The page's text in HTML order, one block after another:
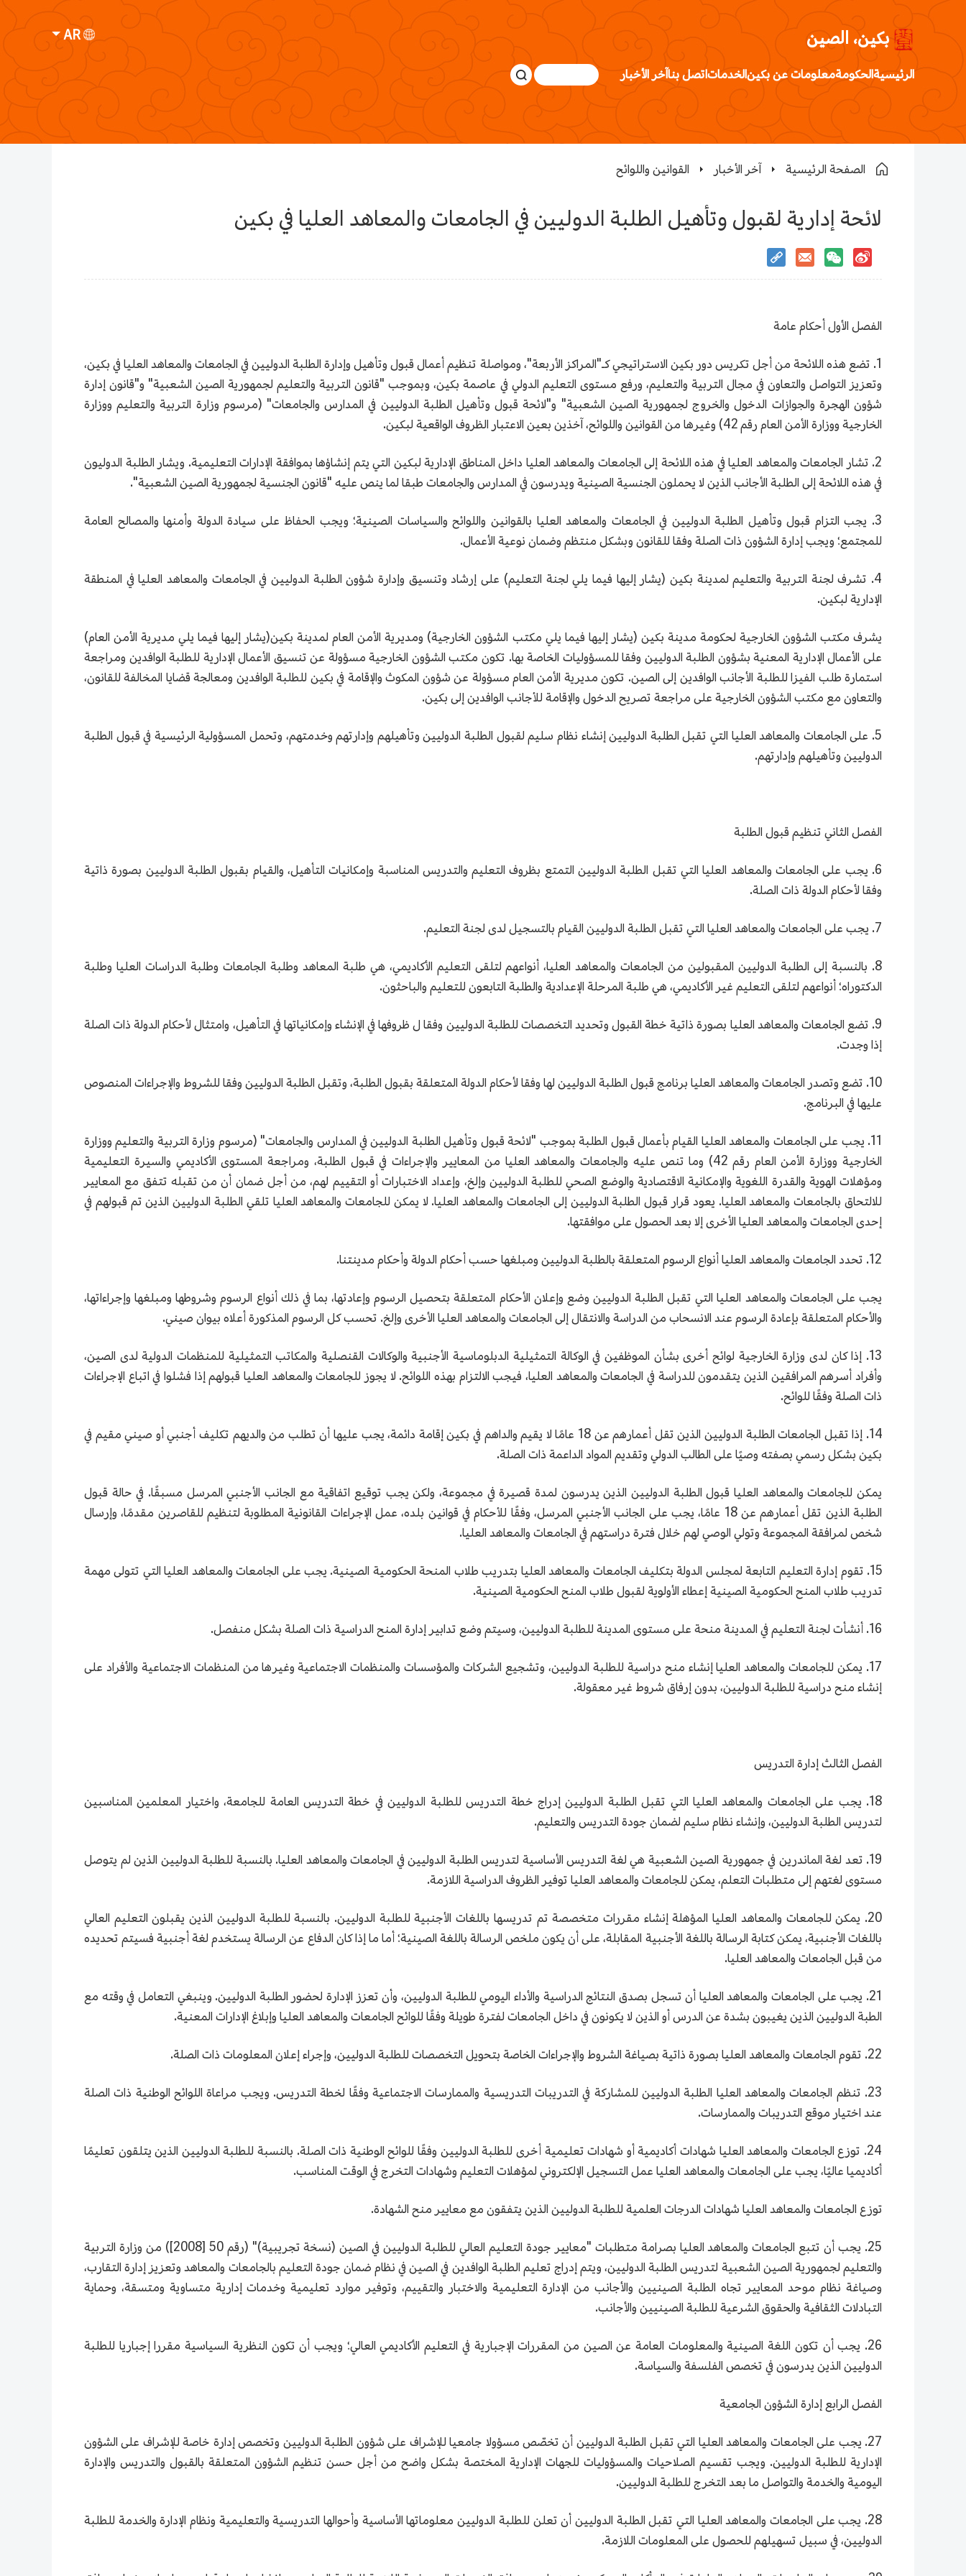
بكين، الصين AR
الرئيسيةالحكومةمعلومات عن بكينالخدماتاتصل بناآخر الأخبار
الصفحة الرئيسية آخر الأخبار القوانين واللوائح
لائحة إدارية لقبول وتأهيل الطلبة الدوليين في الجامعات والمعاهد العليا في بكين
الفصل الأول أحكام عامة
1. تضع هذه اللائحة من أجل تكريس دور بكين الاستراتيجي كـ"المراكز الأربعة"، ومواصلة تنظيم أعمال قبول وتأهيل وإدارة الطلبة الدوليين في الجامعات والمعاهد العليا في بكين،
وتعزيز التواصل والتعاون في مجال التربية والتعليم، ورفع مستوى التعليم الدولي في عاصمة بكين، وبموجب "قانون التربية والتعليم لجمهورية الصين الشعبية" و"قانون إدارة
شؤون الهجرة والجوازات الدخول والخروج لجمهورية الصين الشعبية" و"لائحة قبول وتأهيل الطلبة الدوليين في المدارس والجامعات" (مرسوم وزارة التربية والتعليم ووزارة
الخارجية ووزارة الأمن العام رقم 42) وغيرها من القوانين واللوائح، آخذين بعين الاعتبار الظروف الواقعية لبكين.
2. تشار الجامعات والمعاهد العليا في هذه اللائحة إلى الجامعات والمعاهد العليا داخل المناطق الإدارية لبكين التي يتم إنشاؤها بموافقة الإدارات التعليمية. ويشار الطلبة الدوليون
في هذه اللائحة إلى الطلبة الأجانب الذين لا يحملون الجنسية الصينية ويدرسون في المدارس والجامعات طبقا لما ينص عليه "قانون الجنسية لجمهورية الصين الشعبية".
3. يجب التزام قبول وتأهيل الطلبة الدوليين في الجامعات والمعاهد العليا بالقوانين واللوائح والسياسات الصينية؛ ويجب الحفاظ على سيادة الدولة وأمنها والمصالح العامة
للمجتمع؛ ويجب إدارة الشؤون ذات الصلة وفقا للقانون وبشكل منتظم وضمان نوعية الأعمال.
4. تشرف لجنة التربية والتعليم لمدينة بكين (يشار إليها فيما يلي لجنة التعليم) على إرشاد وتنسيق وإدارة شؤون الطلبة الدوليين في الجامعات والمعاهد العليا في المنطقة
الإدارية لبكين.
يشرف مكتب الشؤون الخارجية لحكومة مدينة بكين (يشار إليها فيما يلي مكتب الشؤون الخارجية) ومديرية الأمن العام لمدينة بكين(يشار إليها فيما يلي مديرية الأمن العام)
على الأعمال الإدارية المعنية بشؤون الطلبة الدوليين وفقا للمسؤوليات الخاصة بها. تكون مكتب الشؤون الخارجية مسؤولة عن تنسيق الأعمال الإدارية للطلبة الوافدين ومراجعة
استمارة طلب الفيزا للطلبة الأجانب الوافدين إلى الصين. تكون مديرية الأمن العام مسؤولة عن شؤون المكوث والإقامة في بكين للطلبة الوافدين ومعالجة قضايا المخالفة للقانون،
والتعاون مع مكتب الشؤون الخارجية على مراجعة تصريح الدخول والإقامة للأجانب الوافدين إلى بكين.
5. على الجامعات والمعاهد العليا التي تقبل الطلبة الدوليين إنشاء نظام سليم لقبول الطلبة الدوليين وتأهيلهم وإدارتهم وخدمتهم، وتحمل المسؤولية الرئيسية في قبول الطلبة
الدوليين وتأهيلهم وإدارتهم.
الفصل الثاني تنظيم قبول الطلبة
6. يجب على الجامعات والمعاهد العليا التي تقبل الطلبة الدوليين التمتع بظروف التعليم والتدريس المناسبة وإمكانيات التأهيل، والقيام بقبول الطلبة الدوليين بصورة ذاتية
وفقا لأحكام الدولة ذات الصلة.
7. يجب على الجامعات والمعاهد العليا التي تقبل الطلبة الدوليين القيام بالتسجيل لدى لجنة التعليم.
8. بالنسبة إلى الطلبة الدوليين المقبولين من الجامعات والمعاهد العليا، أنواعهم لتلقى التعليم الأكاديمي، هي طلبة المعاهد وطلبة الجامعات وطلبة الدراسات العليا وطلبة
الدكتوراه؛ أنواعهم لتلقى التعليم غير الأكاديمي، هي طلبة المرحلة الإعدادية والطلبة التابعون للتعليم والباحثون.
9. تضع الجامعات والمعاهد العليا بصورة ذاتية خطة القبول وتحديد التخصصات للطلبة الدوليين وفقا ل ظروفها في الإنشاء وإمكانياتها في التأهيل، وامتثال لأحكام الدولة ذات الصلة
إذا وجدت.
10. تضع وتصدر الجامعات والمعاهد العليا برنامج قبول الطلبة الدوليين لها وفقا لأحكام الدولة المتعلقة بقبول الطلبة، وتقبل الطلبة الدوليين وفقا للشروط والإجراءات المنصوص
عليها في البرنامج.
11. يجب على الجامعات والمعاهد العليا القيام بأعمال قبول الطلبة بموجب "لائحة قبول وتأهيل الطلبة الدوليين في المدارس والجامعات" (مرسوم وزارة التربية والتعليم ووزارة
الخارجية ووزارة الأمن العام رقم 42) وما تنص عليه والجامعات والمعاهد العليا من المعايير والإجراءات في قبول الطلبة، ومراجعة المستوى الأكاديمي والسيرة التعليمية
ومؤهلات الهوية والقدرة اللغوية والإمكانية الاقتصادية والوضع الصحي للطلبة الدوليين وإلخ، وإعداد الاختبارات أو التقييم لهم، من أجل ضمان أن من تقبله تتفق مع المعايير
للالتحاق بالجامعات والمعاهد العليا. يعود قرار قبول الطلبة الدوليين إلى الجامعات والمعاهد العليا. لا يمكن للجامعات والمعاهد العليا تلقي الطلبة الدوليين الذين تم قبولهم في
إحدى الجامعات والمعاهد العليا الأخرى إلا بعد الحصول على موافقتها.
12. تحدد الجامعات والمعاهد العليا أنواع الرسوم المتعلقة بالطلبة الدوليين ومبلغها حسب أحكام الدولة وأحكام مدينتنا.
يجب على الجامعات والمعاهد العليا التي تقبل الطلبة الدوليين وضع وإعلان الأحكام المتعلقة بتحصيل الرسوم وإعادتها، بما في ذلك أنواع الرسوم وشروطها ومبلغها وإجراءاتها،
والأحكام المتعلقة بإعادة الرسوم عند الانسحاب من الدراسة والانتقال إلى الجامعات والمعاهد العليا الأخرى وإلخ. تحسب كل الرسوم المذكورة أعلاه بيوان صيني.
13. إذا كان لدى وزارة الخارجية لوائح أخرى بشأن الموظفين في الوكالة التمثيلية الدبلوماسية الأجنبية والوكالات القنصلية والمكاتب التمثيلية للمنظمات الدولية لدى الصين،
وأفراد أسرهم المرافقين الذين يتقدمون للدراسة في الجامعات والمعاهد العليا، فيجب الالتزام بهذه اللوائح. لا يجوز للجامعات والمعاهد العليا قبولهم إذا فشلوا في اتباع الإجراءات
ذات الصلة وفقًا للوائح.
14. إذا تقبل الجامعات الطلبة الدوليين الذين تقل أعمارهم عن 18 عامًا لا يقيم والداهم في بكين إقامة دائمة، يجب عليها أن تطلب من والديهم تكليف أجنبي أو صيني مقيم في
بكين بشكل رسمي بصفته وصيًا على الطالب الدولي وتقديم المواد الداعمة ذات الصلة.
يمكن للجامعات والمعاهد العليا قبول الطلبة الدوليين الذين يدرسون لمدة قصيرة في مجموعة، ولكن يجب توقيع اتفاقية مع الجانب الأجنبي المرسل مسبقًا. في حالة قبول
الطلبة الذين تقل أعمارهم عن 18 عامًا، يجب على الجانب الأجنبي المرسل، وفقًا للأحكام في قوانين بلده، عمل الإجراءات القانونية المطلوبة لتنظيم للقاصرين مقدمًا، وإرسال
شخص لمرافقة المجموعة وتولي الوصي لهم خلال فترة دراستهم في الجامعات والمعاهد العليا.
15. تقوم إدارة التعليم التابعة لمجلس الدولة بتكليف الجامعات والمعاهد العليا بتدريب طلاب المنحة الحكومية الصينية. يجب على الجامعات والمعاهد العليا التي تتولى مهمة
تدريب طلاب المنح الحكومية الصينية إعطاء الأولوية لقبول طلاب المنح الحكومية الصينية.
16. أنشأت لجنة التعليم في المدينة منحة على مستوى المدينة للطلبة الدوليين، وسيتم وضع تدابير إدارة المنح الدراسية ذات الصلة بشكل منفصل.
17. يمكن للجامعات والمعاهد العليا إنشاء منح دراسية للطلبة الدوليين، وتشجيع الشركات والمؤسسات والمنظمات الاجتماعية وغيرها من المنظمات الاجتماعية والأفراد على
إنشاء منح دراسية للطلبة الدوليين، بدون إرفاق شروط غير معقولة.
الفصل الثالث إدارة التدريس
18. يجب على الجامعات والمعاهد العليا التي تقبل الطلبة الدوليين إدراج خطة التدريس للطلبة الدوليين في خطة التدريس العامة للجامعة، واختيار المعلمين المناسبين
لتدريس الطلبة الدوليين، وإنشاء نظام سليم لضمان جودة التدريس والتعليم.
19. تعد لغة الماندرين في جمهورية الصين الشعبية هي لغة التدريس الأساسية لتدريس الطلبة الدوليين في الجامعات والمعاهد العليا. بالنسبة للطلبة الدوليين الذين لم يتوصل
مستوى لغتهم إلى متطلبات التعلم، يمكن للجامعات والمعاهد العليا توفير الظروف الدراسية اللازمة.
20. يمكن للجامعات والمعاهد العليا المؤهلة إنشاء مقررات متخصصة تم تدريسها باللغات الأجنبية للطلبة الدوليين. بالنسبة للطلبة الدوليين الذين يقبلون التعليم العالي
باللغات الأجنبية، يمكن كتابة الرسالة باللغة الأجنبية المقابلة، على أن يكون ملخص الرسالة باللغة الصينية؛ أما ما إذا كان الدفاع عن الرسالة يستخدم لغة أجنبية فسيتم تحديده
من قبل الجامعات والمعاهد العليا.
21. يجب على الجامعات والمعاهد العليا أن تسجل بصدق النتائج الدراسية والأداء اليومي للطلبة الدوليين، وأن تعزز الإدارة لحضور الطلبة الدوليين. وينبغي التعامل في وقته مع
الطبة الدوليين الذين يغيبون بشدة عن الدرس أو الذين لا يكونون في داخل الجامعات لفترة طويلة وفقًا للوائح الجامعات والمعاهد العليا وإبلاغ الإدارات المعنية.
22. تقوم الجامعات والمعاهد العليا بصورة ذاتية بصياغة الشروط والإجراءات الخاصة بتحويل التخصصات للطلبة الدوليين، وإجراء إعلان المعلومات ذات الصلة.
23. تنظم الجامعات والمعاهد العليا الطلبة الدوليين للمشاركة في التدريبات التدريسية والممارسات الاجتماعية وفقًا لخطة التدريس. ويجب مراعاة اللوائح الوطنية ذات الصلة
عند اختيار موقع التدريبات والممارسات.
24. توزع الجامعات والمعاهد العليا شهادات أكاديمية أو شهادات تعليمية أخرى للطلبة الدوليين وفقًا للوائح الوطنية ذات الصلة. بالنسبة للطلبة الدوليين الذين يتلقون تعليمًا
أكاديميا عاليًا، يجب على الجامعات والمعاهد العليا عمل التسجيل الإلكتروني لمؤهلات التعليم وشهادات التخرج في الوقت المناسب.
توزع الجامعات والمعاهد العليا شهادات الدرجات العلمية للطلبة الدوليين الذين يتفقون مع معايير منح الشهادة.
25. يجب أن تتبع الجامعات والمعاهد العليا بصرامة متطلبات "معايير جودة التعليم العالي للطلبة الدوليين في الصين (نسخة تجريبية)" (رقم 50 [2008]) من وزارة التربية
والتعليم لجمهورية الصين الشعبية لتدريس الطلبة الدوليين، ويتم إدراج تعليم الطلبة الوافدين في الصين في نظام ضمان جودة التعليم بالجامعات والمعاهد وتعزيز إدارة التقارب،
وصياغة نظام موحد المعايير تجاه الطلبة الصينيين والأجانب من الإدارة التعليمية والاختبار والتقييم، وتوفير موارد تعليمية وخدمات إدارية متساوية ومتسقة، وحماية
التبادلات الثقافية والحقوق الشرعية للطلبة الصينيين والأجانب.
26. يجب أن تكون اللغة الصينية والمعلومات العامة عن الصين من المقررات الإجبارية في التعليم الأكاديمي العالي؛ ويجب أن تكون النظرية السياسية مقررا إجباريا للطلبة
الدوليين الذين يدرسون في تخصص الفلسفة والسياسة.
الفصل الرابع إدارة الشؤون الجامعية
27. يجب على الجامعات والمعاهد العليا التي تقبل الطلبة الدوليين أن تخصّص مسؤولا جامعيا للإشراف على شؤون الطلبة الدوليين وتخصص إدارة خاصة للإشراف على الشؤون
الإدارية للطلبة الدوليين. ويجب تقسيم الصلاحيات والمسؤوليات للجهات الإدارية المختصة بشكل واضح من أجل حسن تنظيم الشؤون المتعلقة بالقبول والتدريس والإدارة
اليومية والخدمة والتواصل ما بعد التخرج للطلبة الدوليين.
28. يجب على الجامعات والمعاهد العليا التي تقبل الطلبة الدوليين أن تعلن للطلبة الدوليين معلوماتها الأساسية وأحوالها التدريسية والتعليمية ونظام الإدارة والخدمة للطلبة
الدوليين، في سبيل تسهيلهم للحصول على المعلومات اللازمة.